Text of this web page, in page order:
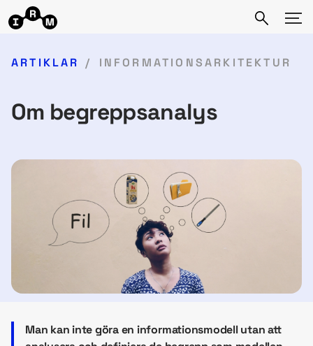
ARTIKLAR INFORMATIONSARKITEKTUR
Om begreppsanalys
Man kan inte göra en informationsmodell utan att